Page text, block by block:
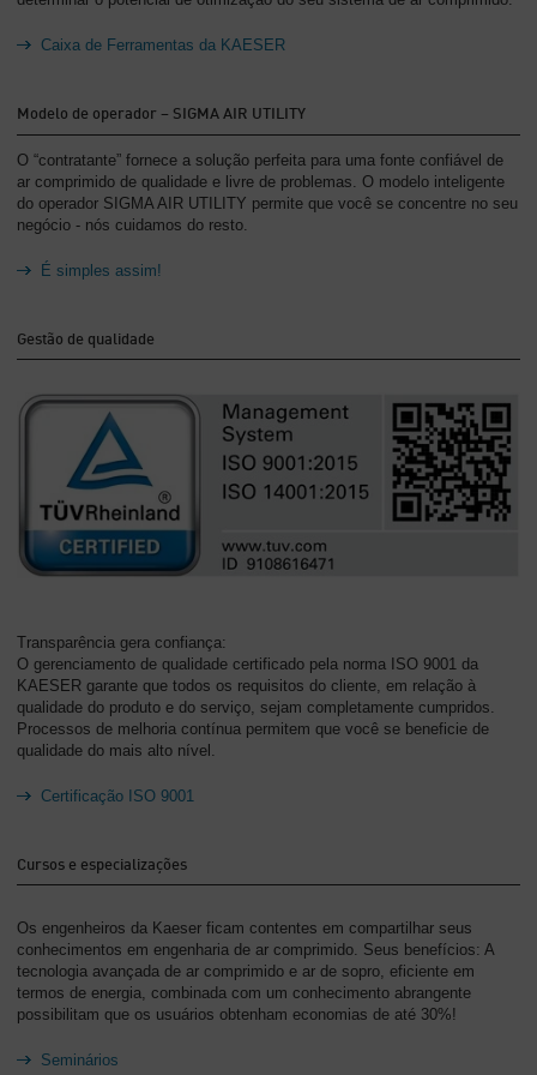
Caixa de Ferramentas da KAESER
Modelo de operador – SIGMA AIR UTILITY
O “contratante” fornece a solução perfeita para uma fonte confiável de
ar comprimido de qualidade e livre de problemas. O modelo inteligente
do operador SIGMA AIR UTILITY permite que você se concentre no seu
negócio - nós cuidamos do resto.
É simples assim!
Gestão de qualidade
Transparência gera confiança:
O gerenciamento de qualidade certificado pela norma ISO 9001 da
KAESER garante que todos os requisitos do cliente, em relação à
qualidade do produto e do serviço, sejam completamente cumpridos.
Processos de melhoria contínua permitem que você se beneficie de
qualidade do mais alto nível.
Certificação ISO 9001
Cursos e especializações
Os engenheiros da Kaeser ficam contentes em compartilhar seus
conhecimentos em engenharia de ar comprimido. Seus benefícios: A
tecnologia avançada de ar comprimido e ar de sopro, eficiente em
termos de energia, combinada com um conhecimento abrangente
possibilitam que os usuários obtenham economias de até 30%!
Seminários